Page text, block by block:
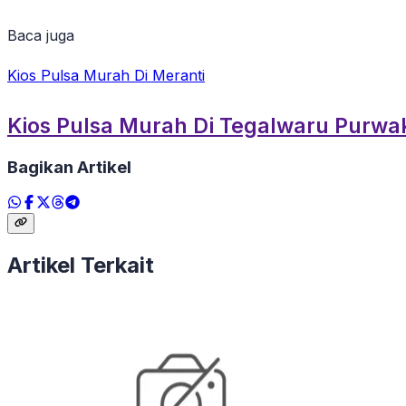
Baca juga
Kios Pulsa Murah Di Meranti
Kios Pulsa Murah Di Tegalwaru
Bagikan Artikel
Artikel Terkait